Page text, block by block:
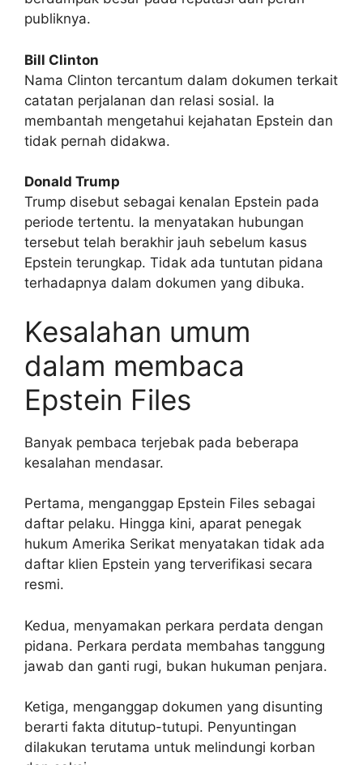
publiknya.
Bill Clinton
Nama Clinton tercantum dalam dokumen terkait
catatan perjalanan dan relasi sosial. Ia
membantah mengetahui kejahatan Epstein dan
tidak pernah didakwa.
Donald Trump
Trump disebut sebagai kenalan Epstein pada
periode tertentu. Ia menyatakan hubungan
tersebut telah berakhir jauh sebelum kasus
Epstein terungkap. Tidak ada tuntutan pidana
terhadapnya dalam dokumen yang dibuka.
Kesalahan umum
dalam membaca
Epstein Files
Banyak pembaca terjebak pada beberapa
kesalahan mendasar.
Pertama, menganggap Epstein Files sebagai
daftar pelaku. Hingga kini, aparat penegak
hukum Amerika Serikat menyatakan tidak ada
daftar klien Epstein yang terverifikasi secara
resmi.
Kedua, menyamakan perkara perdata dengan
pidana. Perkara perdata membahas tanggung
jawab dan ganti rugi, bukan hukuman penjara.
Ketiga, menganggap dokumen yang disunting
berarti fakta ditutup-tutupi. Penyuntingan
dilakukan terutama untuk melindungi korban